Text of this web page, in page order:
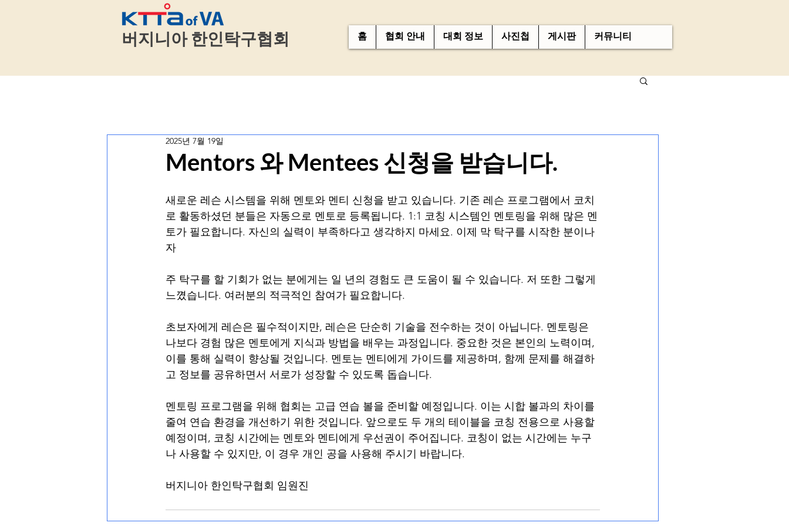
버지니아 한인탁구협회 홈 협회 안내 대회 정보 사진첩 게시판 커뮤니티
Mentors 와 Mentees 신청을 받습니다.
2025년 7월 19일
새로운 레슨 시스템을 위해 멘토와 멘티 신청을 받고 있습니다. 기존 레슨 프로그램에서 코치
로 활동하셨던 분들은 자동으로 멘토로 등록됩니다. 1:1 코칭 시스템인 멘토링을 위해 많은 멘
토가 필요합니다. 자신의 실력이 부족하다고 생각하지 마세요. 이제 막 탁구를 시작한 분이나
자
주 탁구를 할 기회가 없는 분에게는 일 년의 경험도 큰 도움이 될 수 있습니다. 저 또한 그렇게
느꼈습니다. 여러분의 적극적인 참여가 필요합니다.
초보자에게 레슨은 필수적이지만, 레슨은 단순히 기술을 전수하는 것이 아닙니다. 멘토링은
나보다 경험 많은 멘토에게 지식과 방법을 배우는 과정입니다. 중요한 것은 본인의 노력이며,
이를 통해 실력이 향상될 것입니다. 멘토는 멘티에게 가이드를 제공하며, 함께 문제를 해결하
고 정보를 공유하면서 서로가 성장할 수 있도록 돕습니다.
멘토링 프로그램을 위해 협회는 고급 연습 볼을 준비할 예정입니다. 이는 시합 볼과의 차이를
줄여 연습 환경을 개선하기 위한 것입니다. 앞으로도 두 개의 테이블을 코칭 전용으로 사용할
예정이며, 코칭 시간에는 멘토와 멘티에게 우선권이 주어집니다. 코칭이 없는 시간에는 누구
나 사용할 수 있지만, 이 경우 개인 공을 사용해 주시기 바랍니다.
버지니아 한인탁구협회 임원진